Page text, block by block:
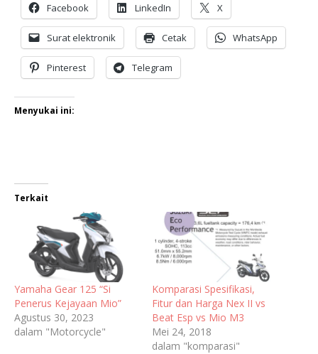
Facebook LinkedIn X
Surat elektronik Cetak WhatsApp
Pinterest Telegram
Menyukai ini:
Terkait
Yamaha Gear 125 “Si
Penerus Kejayaan Mio”
Agustus 30, 2023
dalam "Motorcycle"
Komparasi Spesifikasi,
Fitur dan Harga Nex II vs
Beat Esp vs Mio M3
Mei 24, 2018
dalam "komparasi"